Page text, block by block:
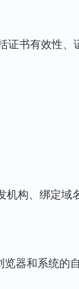
书有效性
构、绑定域
器和系统的